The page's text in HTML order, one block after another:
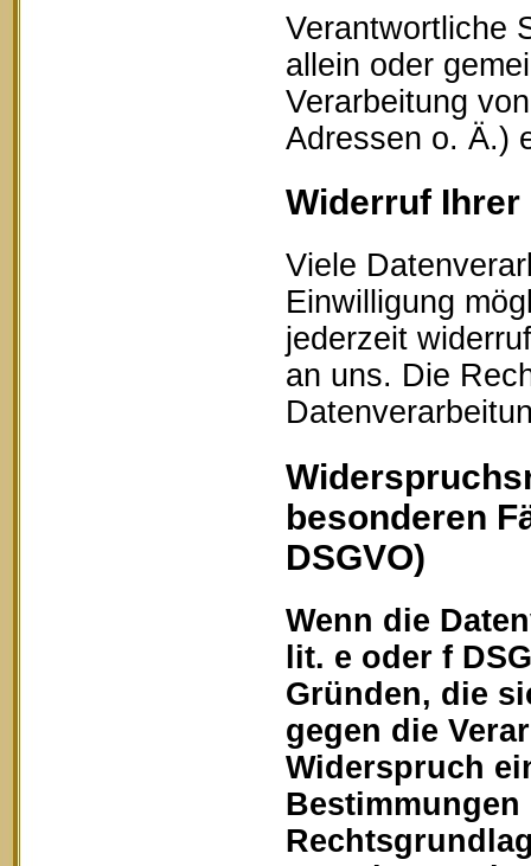
Verantwortliche
allein oder
Verarbeitung
Adressen o. Ä.)
Widerruf
Viele
Einwilligung
jederzeit
an uns. Die
besonderen
DSGVO)
Wenn die
lit. e oder f
Gründen, die
gegen die
Widerspruch